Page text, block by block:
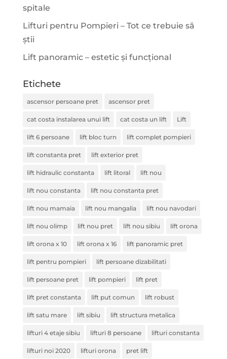
spitale
Lifturi pentru Pompieri – Tot ce trebuie să
știi
Lift panoramic – estetic și funcțional
Etichete
ascensor persoane pret ascensor pret
cat costa instalarea unui lift cat costa un lift Lift
lift 6 persoane lift bloc turn lift complet pompieri
lift constanta pret lift exterior pret
lift hidraulic constanta lift litoral lift nou
lift nou constanta lift nou constanta pret
lift nou mamaia lift nou mangalia lift nou navodari
lift nou olimp lift nou pret lift nou sibiu lift orona
lift orona x 10 lift orona x 16 lift panoramic pret
lift pentru pompieri lift persoane dizabilitati
lift persoane pret lift pompieri lift pret
lift pret constanta lift put comun lift robust
lift satu mare lift sibiu lift structura metalica
lifturi 4 etaje sibiu lifturi 8 persoane lifturi constanta
lifturi noi 2020 lifturi orona pret lift